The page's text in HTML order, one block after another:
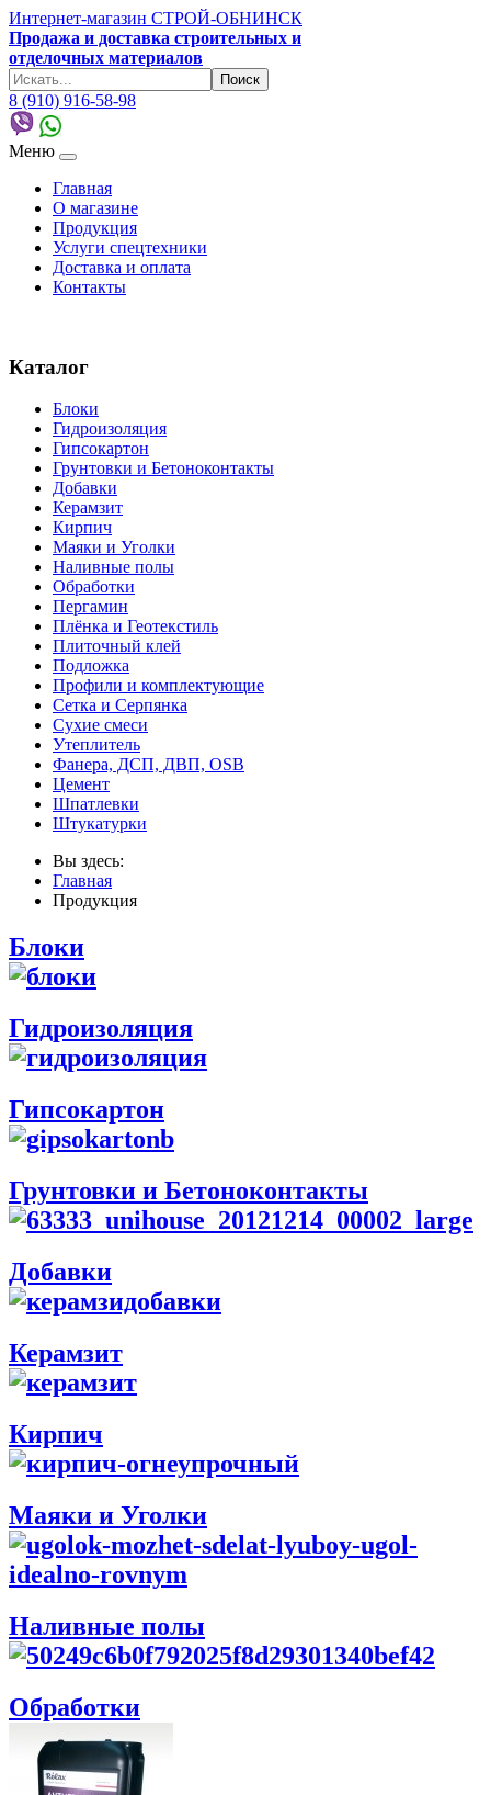
Интернет-магазин СТРОЙ-ОБНИНСК
Продажа и доставка строительных и
отделочных материалов
8 (910) 916-58-98
Меню
Главная
О магазине
Продукция
Услуги спецтехники
Доставка и оплата
Контакты
Каталог
Блоки
Гидроизоляция
Гипсокартон
Грунтовки и Бетоноконтакты
Добавки
Керамзит
Кирпич
Маяки и Уголки
Наливные полы
Обработки
Пергамин
Плёнка и Геотекстиль
Плиточный клей
Подложка
Профили и комплектующие
Сетка и Серпянка
Сухие смеси
Утеплитель
Фанера, ДСП, ДВП, OSB
Цемент
Шпатлевки
Штукатурки
Вы здесь:
Главная
Продукция
Блоки
Гидроизоляция
Гипсокартон
Грунтовки и Бетоноконтакты
Добавки
Керамзит
Кирпич
Маяки и Уголки
Наливные полы
Обработки